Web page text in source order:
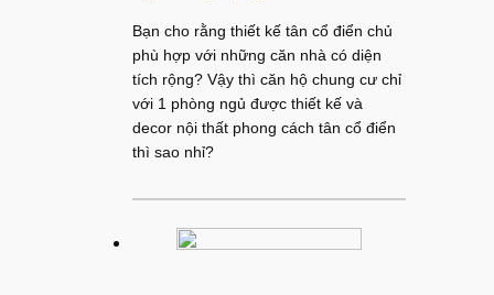
Bạn cho rằng thiết kế tân cổ điển chủ
phù hợp với những căn nhà có diện
tích rộng? Vậy thì căn hộ chung cư chỉ
với 1 phòng ngủ được thiết kế và
decor nội thất phong cách tân cổ điển
thì sao nhỉ?